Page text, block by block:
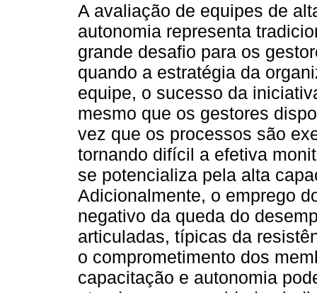
A avaliação de equipes de
autonomia representa
grande desafio para os
quando a estratégia da
equipe, o sucesso da
mesmo que os gestores
vez que os processos são
tornando difícil a efetiva
se potencializa pela alta
Adicionalmente, o emprego
negativo da queda do
articuladas, típicas da
o comprometimento dos
capacitação e autonomia